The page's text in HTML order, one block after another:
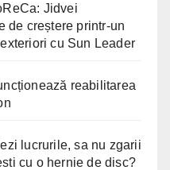
Jidvei
de creștere printr-un
cu Sun Leader
reabilitarea
lucrurile, sa nu zgarii
cu o hernie de disc?